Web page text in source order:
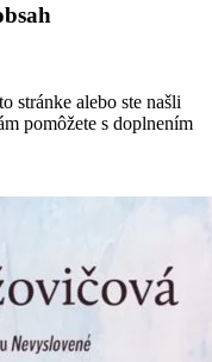
stránke alebo ste našli
pomôžete s doplnením